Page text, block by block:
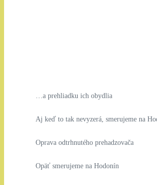
…a prehliadku ich obydlia
Aj keď to tak nevyzerá, smerujeme na
Oprava odtrhnutého prehadzovača
Opäť smerujeme na Hodonín